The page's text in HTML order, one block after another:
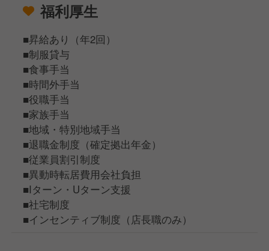
福利厚生
■昇給あり（年2回）
■制服貸与
■食事手当
■時間外手当
■役職手当
■家族手当
■地域・特別地域手当
■退職金制度（確定拠出年金）
■従業員割引制度
■異動時転居費用会社負担
■Iターン・Uターン支援
■社宅制度
■インセンティブ制度（店長職のみ）